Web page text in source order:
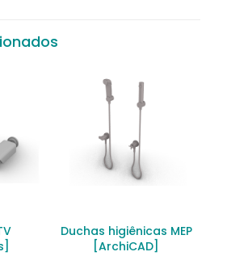
mail não será publicado.
com
4 de 5
Duchas higiênicas MEP
[ArchiCAD]